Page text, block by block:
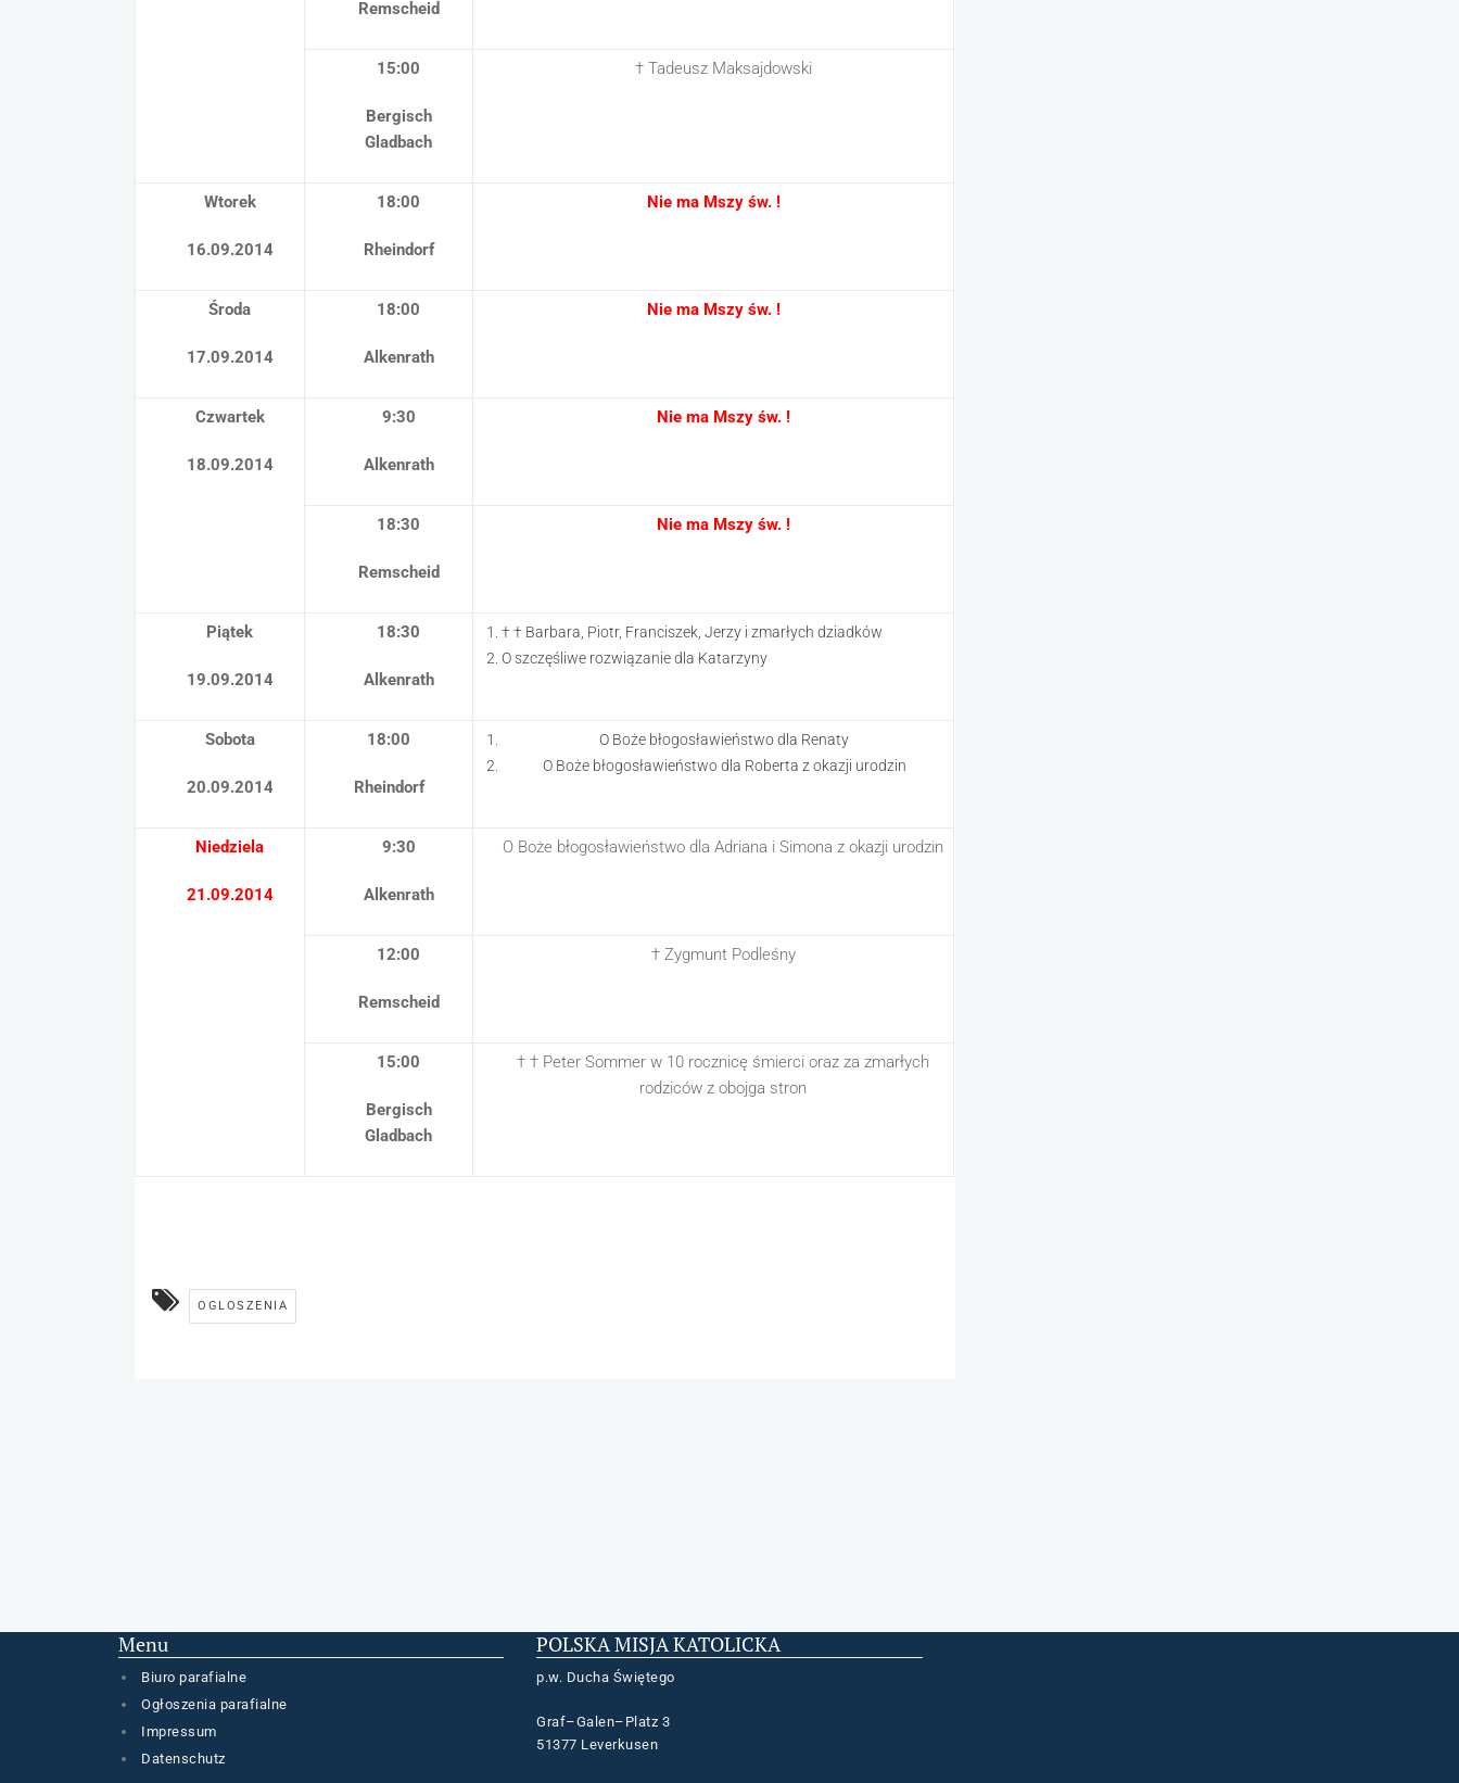
Remscheid
15:00
Bergisch
Gladbach
† Tadeusz Maksajdowski
Wtorek
16.09.2014
18:00
Rheindorf
Nie ma Mszy św. !
Środa
17.09.2014
18:00
Alkenrath
Nie ma Mszy św. !
Czwartek
18.09.2014
9:30
Alkenrath
Nie ma Mszy św. !
18:30
Remscheid
Nie ma Mszy św. !
Piątek
19.09.2014
18:30
Alkenrath
† † Barbara, Piotr, Franciszek, Jerzy i zmarłych dziadków
O szczęśliwe rozwiązanie dla Katarzyny
Sobota
20.09.2014
18:00
Rheindorf
O Boże błogosławieństwo dla Renaty
O Boże błogosławieństwo dla Roberta z okazji urodzin
Niedziela
21.09.2014
9:30
Alkenrath
O Boże błogosławieństwo dla Adriana i Simona z okazji urodzin
12:00
Remscheid
† Zygmunt Podleśny
15:00
Bergisch
Gladbach
† † Peter Sommer w 10 rocznicę śmierci oraz za zmarłych
rodziców z obojga stron
OGLOSZENIA
Menu
Biuro parafialne
Ogłoszenia parafialne
Impressum
Datenschutz
POLSKA MISJA KATOLICKA
p.w. Ducha Świętego
Graf–Galen–Platz 3
51377 Leverkusen